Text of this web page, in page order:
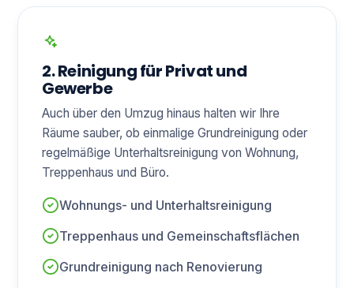
2. Reinigung für Privat und
Gewerbe
Auch über den Umzug hinaus halten wir Ihre
Räume sauber, ob einmalige Grundreinigung oder
regelmäßige Unterhaltsreinigung von Wohnung,
Treppenhaus und Büro.
Wohnungs- und Unterhaltsreinigung
Treppenhaus und Gemeinschaftsflächen
Grundreinigung nach Renovierung